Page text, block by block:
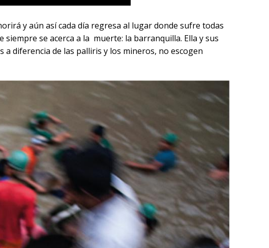
y aún así cada día regresa al lugar donde sufre todas
se acerca a la muerte: la barranquilla. Ella y sus
a diferencia de las palliris y los mineros, no escogen